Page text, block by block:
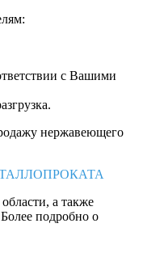
с Вашими
нержавеющего
а также
подробно о